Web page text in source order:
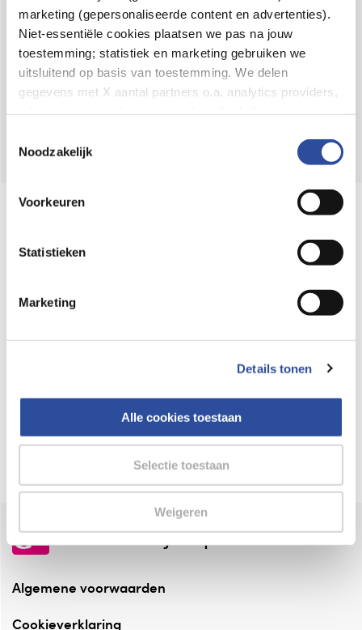
marketing (gepersonaliseerde content en advertenties).
Niet-essentiële cookies plaatsen we pas na jouw
toestemming; statistiek en marketing gebruiken we
uitsluitend op basis van toestemming. We delen
gegevens met X aantal partners o.a. analytics providers,
en de bewaartermijnen per categorie. Je kunt je keuze op
gegevensverwerking staat in de
Privacyverklaring
Noodzakelijk
Voorkeuren
Statistieken
Marketing
Details tonen
Alle cookies toestaan
Selectie toestaan
Weigeren
Klantenservice
Assortiment
VolgDAop:
Online aanbieder medicijnen
webshop mag verkopen.
⁠Verantwoorde zorg, ⁠ook online.
Altijd onze folder bij de hand
Check onze folders ⁠bij AlleFolders.
de vriendelijke specialist
Algemene voorwaarden
Cookieverklaring